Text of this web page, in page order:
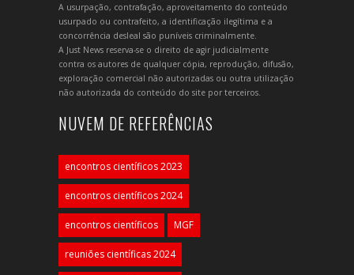
A usurpação, contrafação, aproveitamento do conteúdo
usurpado ou contrafeito, a identificação ilegítima e a
concorrência desleal são puníveis criminalmente.
A Just News reserva-se o direito de agir judicialmente
contra os autores de qualquer cópia, reprodução, difusão,
exploração comercial não autorizadas ou outra utilização
não autorizada do conteúdo do site por terceiros.
NUVEM DE REFERÊNCIAS
encontros científicos 2023
encontros científicos 2024
encontros científicos MGF
reuniões científicas 2024